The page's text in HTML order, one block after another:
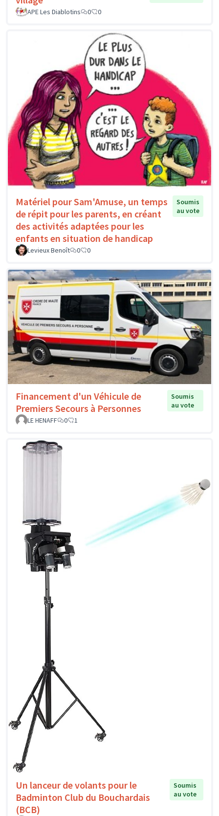
APE Les Diablotins
0 0
Matériel pour Sam'Amuse, un temps
de répit pour les parents, en créant
des activités adaptées pour les
enfants en situation de handicap
Soumis
au vote
Levieux Benoît 0 0
Financement d'un Véhicule de
Premiers Secours à Personnes
Soumis
au vote
LE HENAFF
0 1
Un lanceur de volants pour le
Badminton Club du Bouchardais
(BCB)
Soumis
au vote